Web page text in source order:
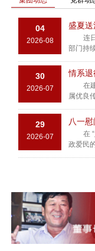
04
2026-08
盛夏
连
部门持
30
2026-07
情系
在
属优良
29
2026-07
八一
在
政爱民